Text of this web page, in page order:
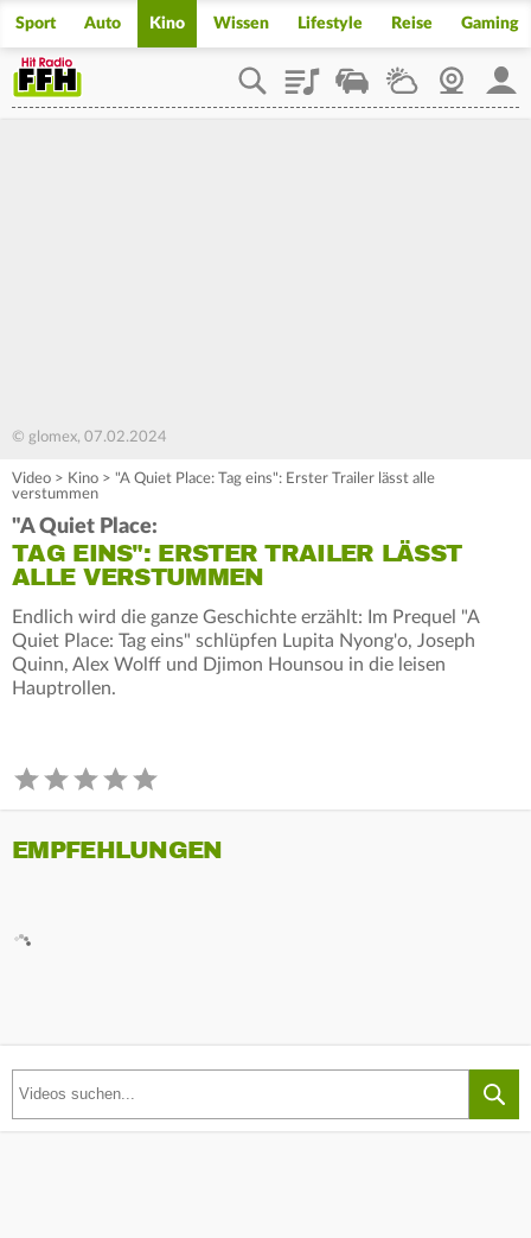
Sport Auto Kino Wissen Lifestyle Reise Gaming
PlaylistStaupilotWetterWebcam
© glomex, 07.02.2024
Video > Kino > "A Quiet Place: Tag eins": Erster Trailer lässt alle
verstummen
"A Quiet Place:
TAG EINS": ERSTER TRAILER LÄSST
ALLE VERSTUMMEN
Endlich wird die ganze Geschichte erzählt: Im Prequel "A
Quiet Place: Tag eins" schlüpfen Lupita Nyong'o, Joseph
Quinn, Alex Wolff und Djimon Hounsou in die leisen
Hauptrollen.
EMPFEHLUNGEN